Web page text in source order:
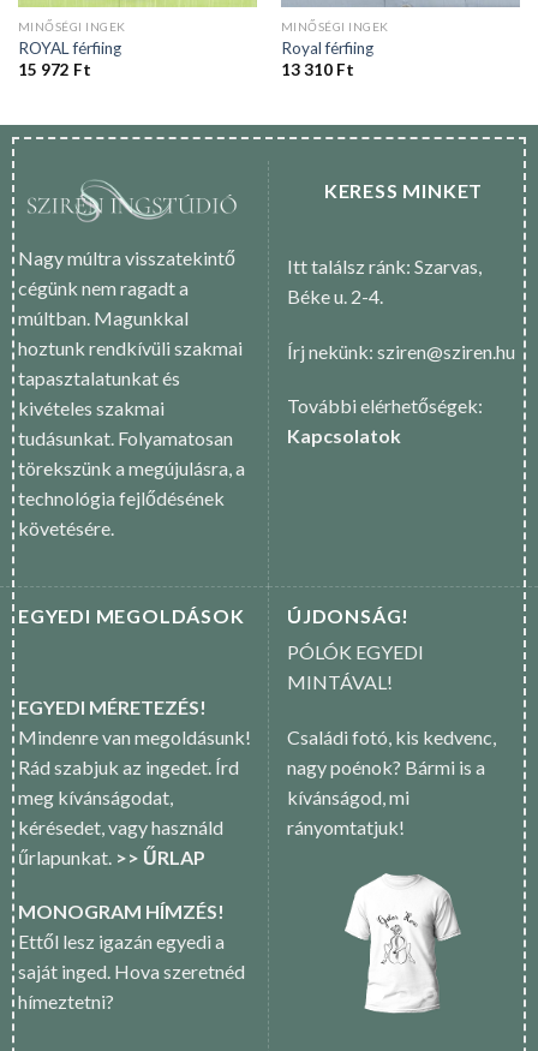
MINŐSÉGI INGEK
ROYAL férfiing
15 972 Ft
MINŐSÉGI INGEK
Royal férfiing
13 310 Ft
Nagy múltra visszatekintő
cégünk nem ragadt a
múltban. Magunkkal
hoztunk rendkívüli szakmai
tapasztalatunkat és
kivételes szakmai
tudásunkat. Folyamatosan
törekszünk a megújulásra, a
technológia fejlődésének
követésére.
KERESS MINKET
Itt találsz ránk: Szarvas,
Béke u. 2-4.
Írj nekünk: sziren@sziren.hu
További elérhetőségek:
Kapcsolatok
EGYEDI MEGOLDÁSOK
EGYEDI MÉRETEZÉS!
Mindenre van megoldásunk!
Rád szabjuk az ingedet. Írd
meg kívánságodat,
kérésedet, vagy használd
űrlapunkat. >> ŰRLAP
MONOGRAM HÍMZÉS!
Ettől lesz igazán egyedi a
saját inged. Hova szeretnéd
hímeztetni?
ÚJDONSÁG!
PÓLÓK EGYEDI
MINTÁVAL!
Családi fotó, kis kedvenc,
nagy poénok? Bármi is a
kívánságod, mi
rányomtatjuk!